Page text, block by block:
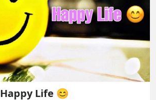
Happy Life 😊